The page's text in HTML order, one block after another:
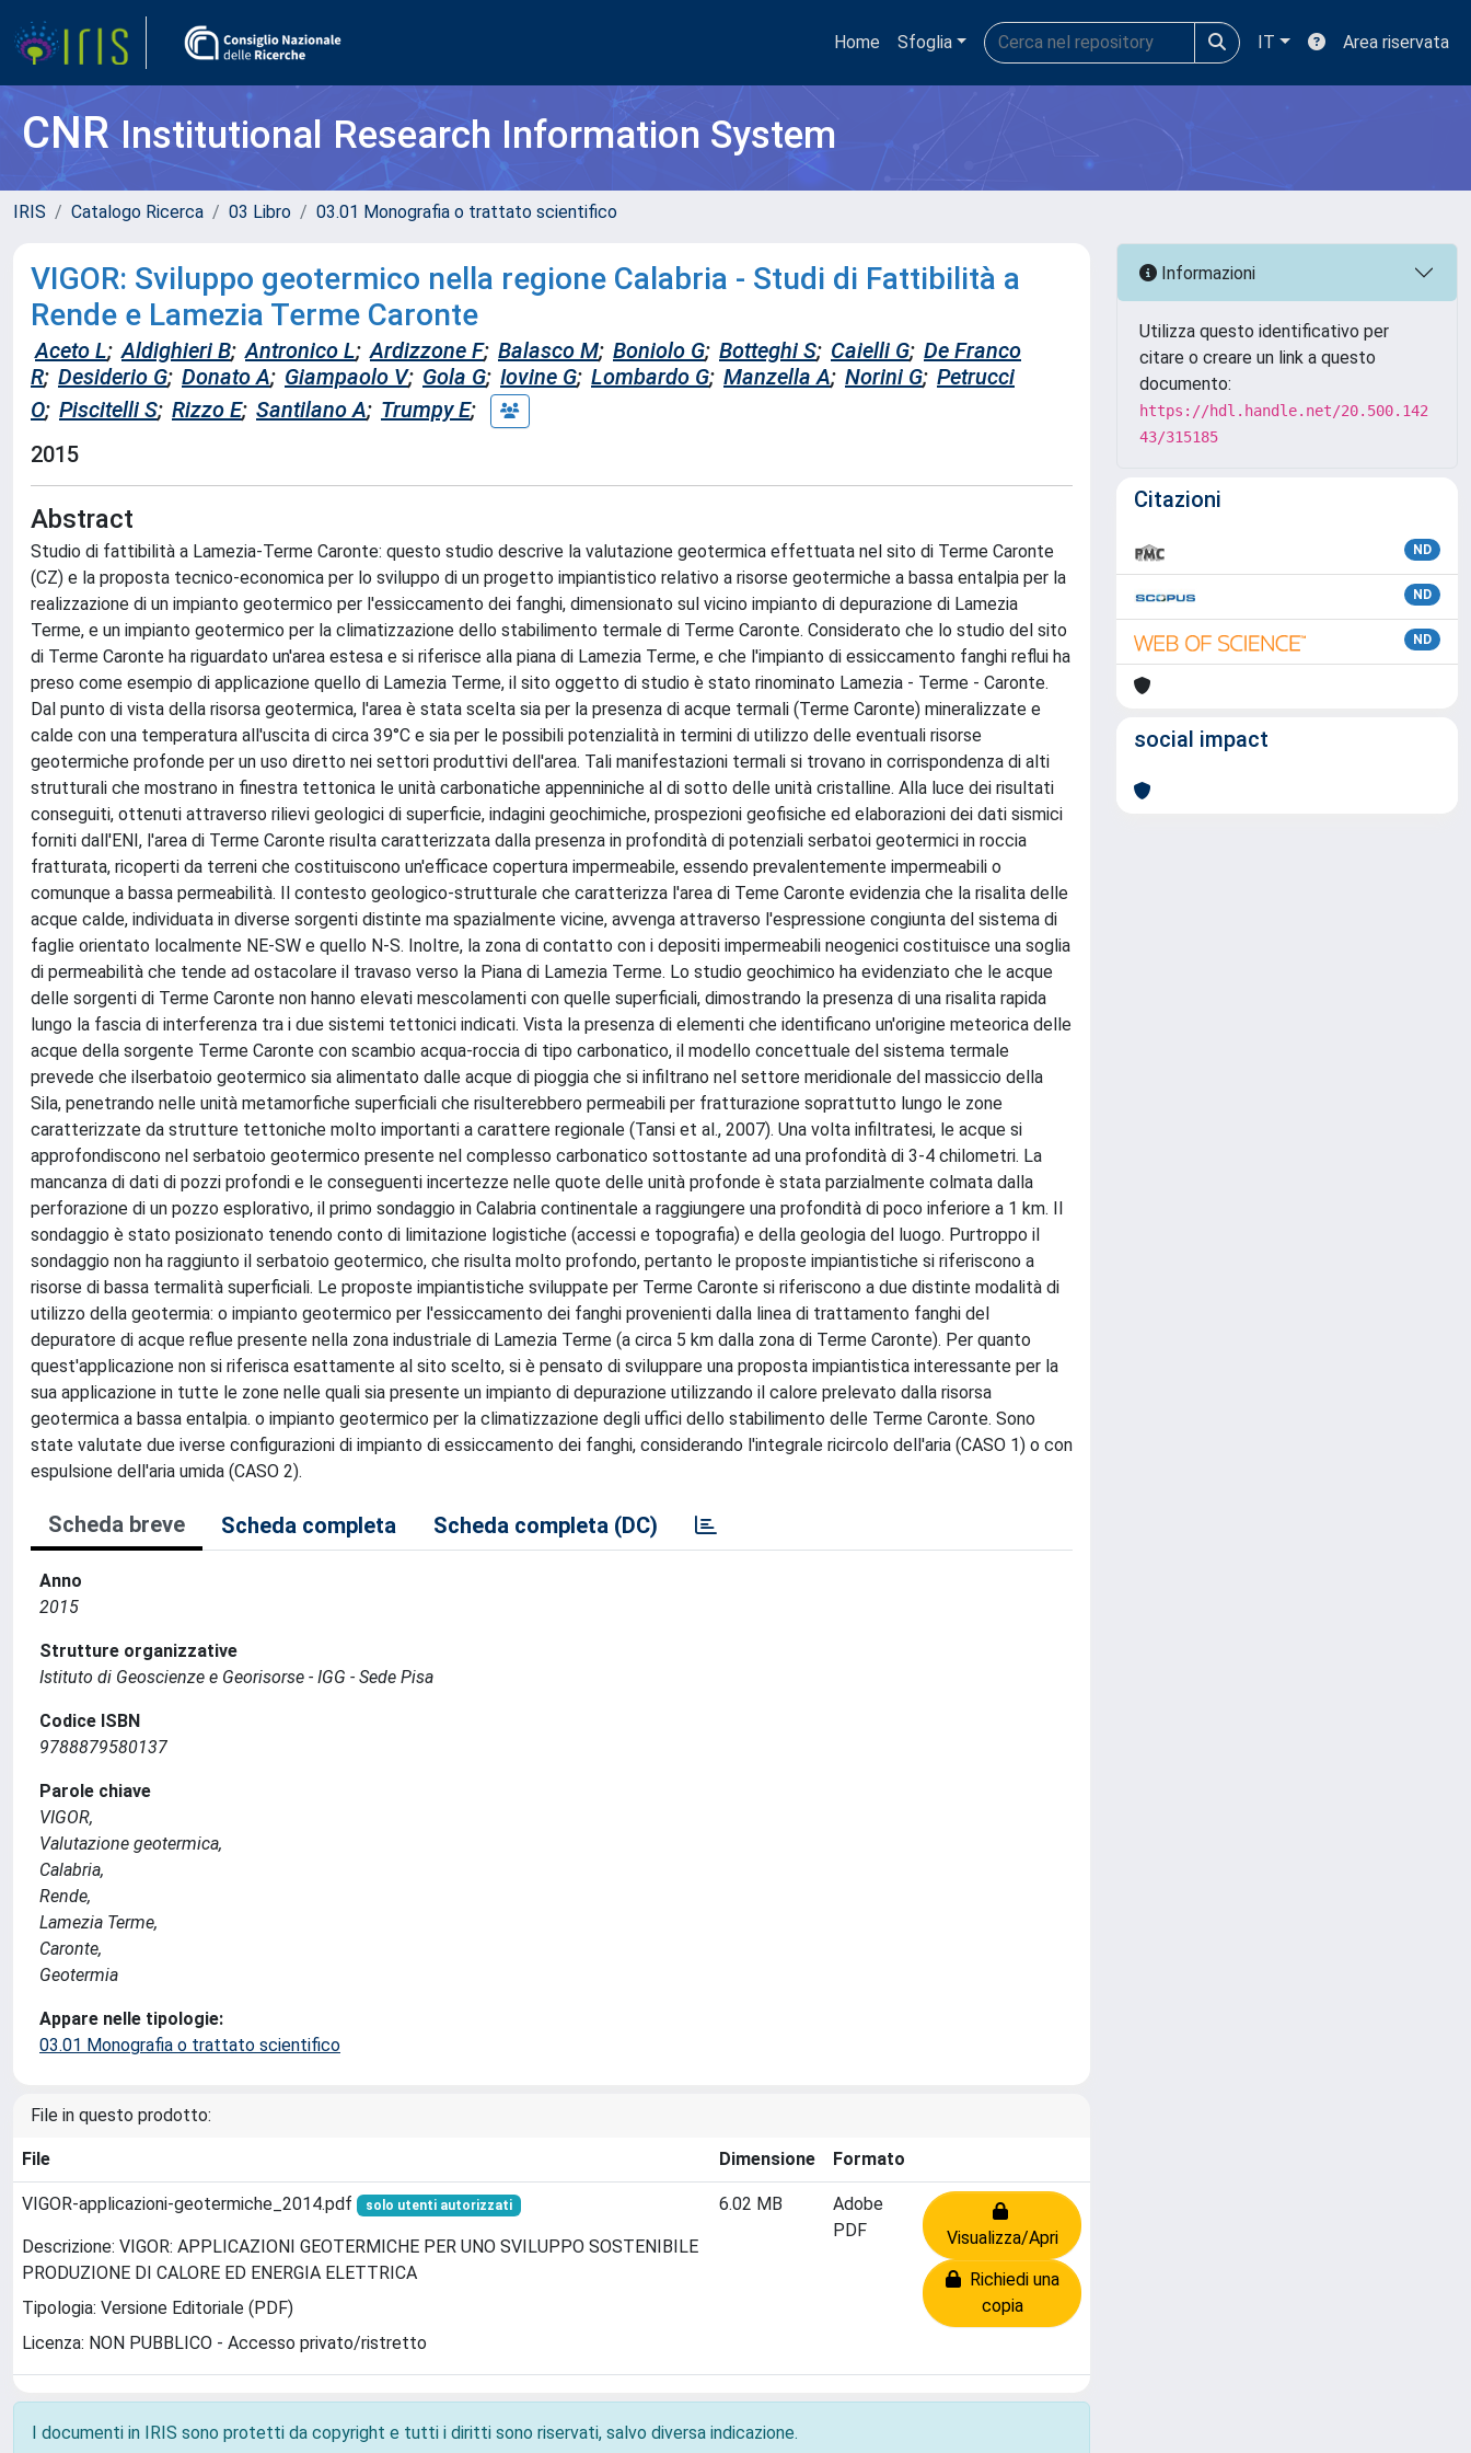
Home Sfoglia IT Area riservata
CNRInstitutional Research Information System
IRIS Catalogo Ricerca 03 Libro 03.01 Monografia o trattato scientifico
VIGOR: Sviluppo geotermico nella regione Calabria - Studi di Fattibilità a
Rende e Lamezia Terme Caronte
Aceto L; Aldighieri B; Antronico L; Ardizzone F; Balasco M; Boniolo G; Botteghi S; Caielli G; De Franco
R; Desiderio G; Donato A; Giampaolo V; Gola G; Iovine G; Lombardo G; Manzella A; Norini G; Petrucci
O; Piscitelli S; Rizzo E; Santilano A; Trumpy E;
2015
Abstract
Studio di fattibilità a Lamezia-Terme Caronte: questo studio descrive la valutazione geotermica effettuata nel sito di Terme Caronte
(CZ) e la proposta tecnico-economica per lo sviluppo di un progetto impiantistico relativo a risorse geotermiche a bassa entalpia per la
realizzazione di un impianto geotermico per l'essiccamento dei fanghi, dimensionato sul vicino impianto di depurazione di Lamezia
Terme, e un impianto geotermico per la climatizzazione dello stabilimento termale di Terme Caronte. Considerato che lo studio del sito
di Terme Caronte ha riguardato un'area estesa e si riferisce alla piana di Lamezia Terme, e che l'impianto di essiccamento fanghi reflui ha
preso come esempio di applicazione quello di Lamezia Terme, il sito oggetto di studio è stato rinominato Lamezia - Terme - Caronte.
Dal punto di vista della risorsa geotermica, l'area è stata scelta sia per la presenza di acque termali (Terme Caronte) mineralizzate e
calde con una temperatura all'uscita di circa 39°C e sia per le possibili potenzialità in termini di utilizzo delle eventuali risorse
geotermiche profonde per un uso diretto nei settori produttivi dell'area. Tali manifestazioni termali si trovano in corrispondenza di alti
strutturali che mostrano in finestra tettonica le unità carbonatiche appenniniche al di sotto delle unità cristalline. Alla luce dei risultati
conseguiti, ottenuti attraverso rilievi geologici di superficie, indagini geochimiche, prospezioni geofisiche ed elaborazioni dei dati sismici
forniti dall'ENI, l'area di Terme Caronte risulta caratterizzata dalla presenza in profondità di potenziali serbatoi geotermici in roccia
fratturata, ricoperti da terreni che costituiscono un'efficace copertura impermeabile, essendo prevalentemente impermeabili o
comunque a bassa permeabilità. Il contesto geologico-strutturale che caratterizza l'area di Teme Caronte evidenzia che la risalita delle
acque calde, individuata in diverse sorgenti distinte ma spazialmente vicine, avvenga attraverso l'espressione congiunta del sistema di
faglie orientato localmente NE-SW e quello N-S. Inoltre, la zona di contatto con i depositi impermeabili neogenici costituisce una soglia
di permeabilità che tende ad ostacolare il travaso verso la Piana di Lamezia Terme. Lo studio geochimico ha evidenziato che le acque
delle sorgenti di Terme Caronte non hanno elevati mescolamenti con quelle superficiali, dimostrando la presenza di una risalita rapida
lungo la fascia di interferenza tra i due sistemi tettonici indicati. Vista la presenza di elementi che identificano un'origine meteorica delle
acque della sorgente Terme Caronte con scambio acqua-roccia di tipo carbonatico, il modello concettuale del sistema termale
prevede che ilserbatoio geotermico sia alimentato dalle acque di pioggia che si infiltrano nel settore meridionale del massiccio della
Sila, penetrando nelle unità metamorfiche superficiali che risulterebbero permeabili per fratturazione soprattutto lungo le zone
caratterizzate da strutture tettoniche molto importanti a carattere regionale (Tansi et al., 2007). Una volta infiltratesi, le acque si
approfondiscono nel serbatoio geotermico presente nel complesso carbonatico sottostante ad una profondità di 3-4 chilometri. La
mancanza di dati di pozzi profondi e le conseguenti incertezze nelle quote delle unità profonde è stata parzialmente colmata dalla
perforazione di un pozzo esplorativo, il primo sondaggio in Calabria continentale a raggiungere una profondità di poco inferiore a 1 km. Il
sondaggio è stato posizionato tenendo conto di limitazione logistiche (accessi e topografia) e della geologia del luogo. Purtroppo il
sondaggio non ha raggiunto il serbatoio geotermico, che risulta molto profondo, pertanto le proposte impiantistiche si riferiscono a
risorse di bassa termalità superficiali. Le proposte impiantistiche sviluppate per Terme Caronte si riferiscono a due distinte modalità di
utilizzo della geotermia: o impianto geotermico per l'essiccamento dei fanghi provenienti dalla linea di trattamento fanghi del
depuratore di acque reflue presente nella zona industriale di Lamezia Terme (a circa 5 km dalla zona di Terme Caronte). Per quanto
quest'applicazione non si riferisca esattamente al sito scelto, si è pensato di sviluppare una proposta impiantistica interessante per la
sua applicazione in tutte le zone nelle quali sia presente un impianto di depurazione utilizzando il calore prelevato dalla risorsa
geotermica a bassa entalpia. o impianto geotermico per la climatizzazione degli uffici dello stabilimento delle Terme Caronte. Sono
state valutate due iverse configurazioni di impianto di essiccamento dei fanghi, considerando l'integrale ricircolo dell'aria (CASO 1) o con
espulsione dell'aria umida (CASO 2).
Scheda breve Scheda completa Scheda completa (DC)
Anno
2015
Strutture organizzative
Istituto di Geoscienze e Georisorse - IGG - Sede Pisa
Codice ISBN
9788879580137
Parole chiave
VIGOR,
Valutazione geotermica,
Calabria,
Rende,
Lamezia Terme,
Caronte,
Geotermia
Appare nelle tipologie:
03.01 Monografia o trattato scientifico
File in questo prodotto:
File Dimensione Formato
VIGOR-applicazioni-geotermiche_2014.pdf solo utenti autorizzati
Descrizione: VIGOR: APPLICAZIONI GEOTERMICHE PER UNO SVILUPPO SOSTENIBILE
PRODUZIONE DI CALORE ED ENERGIA ELETTRICA
Tipologia: Versione Editoriale (PDF)
Licenza: NON PUBBLICO - Accesso privato/ristretto
6.02 MB
Adobe
PDF
Visualizza/Apri
Richiedi una
copia
I documenti in IRIS sono protetti da copyright e tutti i diritti sono riservati, salvo diversa indicazione.
Informazioni
Utilizza questo identificativo per
citare o creare un link a questo
documento:
https://hdl.handle.net/20.500.142
43/315185
Citazioni
ND
ND
ND
social impact